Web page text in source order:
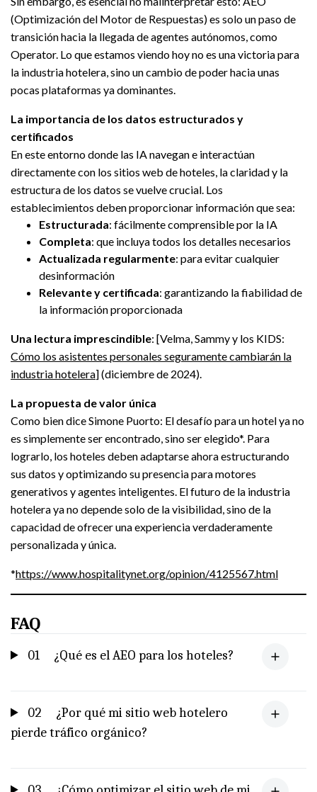
(Optimización del Motor de Respuestas) es solo un paso de
transición hacia la llegada de agentes autónomos, como
Operator. Lo que estamos viendo hoy no es una victoria para
la industria hotelera, sino un cambio de poder hacia unas
pocas plataformas ya dominantes.
La importancia de los datos estructurados y
certificados
En este entorno donde las IA navegan e interactúan
directamente con los sitios web de hoteles, la claridad y la
estructura de los datos se vuelve crucial. Los
establecimientos deben proporcionar información que sea:
Estructurada: fácilmente comprensible por la IA
Completa: que incluya todos los detalles necesarios
Actualizada regularmente: para evitar cualquier
desinformación
Relevante y certificada: garantizando la fiabilidad de
la información proporcionada
Una lectura imprescindible: [Velma, Sammy y los KIDS:
Cómo los asistentes personales seguramente cambiarán la
industria hotelera] (diciembre de 2024).
La propuesta de valor única
Como bien dice Simone Puorto: El desafío para un hotel ya no
es simplemente ser encontrado, sino ser elegido*. Para
lograrlo, los hoteles deben adaptarse ahora estructurando
sus datos y optimizando su presencia para motores
generativos y agentes inteligentes. El futuro de la industria
hotelera ya no depende solo de la visibilidad, sino de la
capacidad de ofrecer una experiencia verdaderamente
personalizada y única.
*https://www.hospitalitynet.org/opinion/4125567.html
FAQ
01 ¿Qué es el AEO para los hoteles?
02
¿Por qué mi sitio web hotelero
pierde tráfico orgánico?